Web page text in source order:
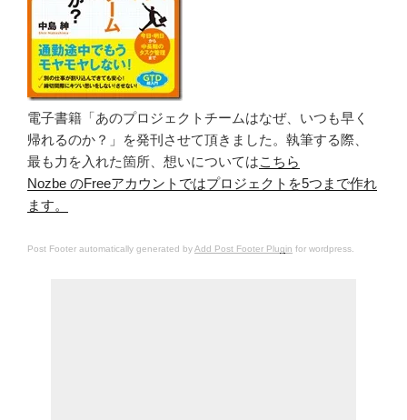
電子書籍「あのプロジェクトチームはなぜ、いつも早く
帰れるのか？」を発刊させて頂きました。執筆する際、
最も力を入れた箇所、想いについてはこちら
Nozbe のFreeアカウントではプロジェクトを5つまで作れ
ます。
Post Footer automatically generated byAdd Post Footer Plugin for wordpress.